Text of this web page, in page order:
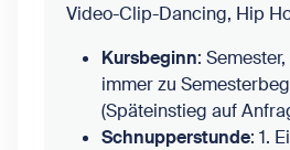
Video-Clip-Dancing, Hip
Kursbeginn:
immer zu
(Späteinstieg auf
Schnupperstunde: 1.